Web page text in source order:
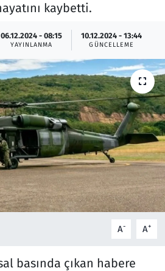
kaybetti.
06.12.2024 - 08:15
YAYINLANMA
10.12.2024 - 13:44
GÜNCELLEME
A- A+
basında çıkan habere